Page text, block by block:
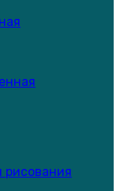
рисования